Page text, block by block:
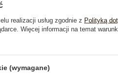
realizacji usług zgodnie z Polityką
Więcej informacji na temat
(wymagane)